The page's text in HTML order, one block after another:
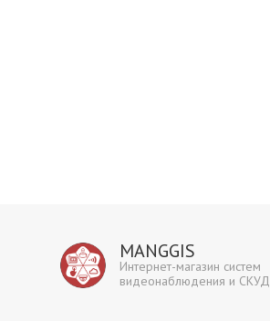
MANGGIS
Интернет-магазин систем
видеонаблюдения и СКУД